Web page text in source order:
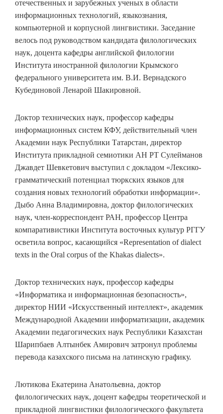
отечественных и зарубежных ученых в области
информационных технологий, языкознания,
компьютерной и корпусной лингвистики. Заседание
велось под руководством кандидата филологических
наук, доцента кафедры английской филологии
Института иностранной филологии Крымского
федерального университета им. В.И. Вернадского
Кубединовой Ленарой Шакировной.
Доктор технических наук, профессор кафедры
информационных систем КФУ, действительный член
Академии наук Республики Татарстан, директор
Института прикладной семиотики АН РТ Сулейманов
Джавдет Шевкетович выступил с докладом «Лексико-
грамматический потенциал тюркских языков для
создания новых технологий обработки информации».
Дыбо Анна Владимировна, доктор филологических
наук, член-корреспондент РАН, профессор Центра
компаративистики Института восточных культур РГГУ
осветила вопрос, касающийся «Representation of dialect
texts in the Oral corpus of the Khakas dialects».
Доктор технических наук, профессор кафедры
«Информатика и информационная безопасность»,
директор НИИ «Искусственный интеллект», академик
Международной Академии информатизации, академик
Академии педагогических наук Республики Казахстан
Шарипбаев Алтынбек Амирович затронул проблемы
перевода казахского письма на латинскую графику.
Лютикова Екатерина Анатольевна, доктор
филологических наук, доцент кафедры теоретической и
прикладной лингвистики филологического факультета